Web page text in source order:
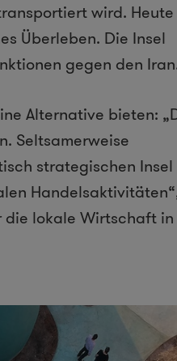
wird. Heute
Überleben. Die Insel
gegen den
Alternative bieten:
Seltsamerweise
strategischen Insel
die lokale Wirtschaft in